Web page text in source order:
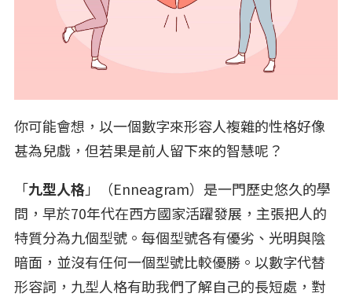
你可能會想，以一個數字來形容人複雜的性格好像
甚為兒戲，但若果是前人留下來的智慧呢？
「九型人格」（Enneagram）是一門歷史悠久的學
問，早於70年代在西方國家活躍發展，主張把人的
特質分為九個型號。每個型號各有優劣、光明與陰
暗面，並沒有任何一個型號比較優勝。以數字代替
形容詞，九型人格有助我們了解自己的長短處，對